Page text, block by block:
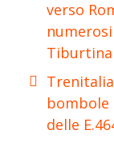
verso
Tiburtina
bombole
delle